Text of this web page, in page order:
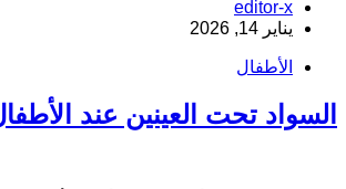
editor-x
يناير 14, 2026
الأطفال
تحت العينين عند الأطفال